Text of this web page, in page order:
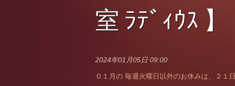
室 ﾗﾃﾞｨｳｽ 】
2024年01月05日 09:00
０１月の 毎週火曜日以外のお休みは、２１